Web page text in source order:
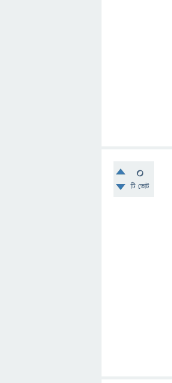
0
টি ভোট